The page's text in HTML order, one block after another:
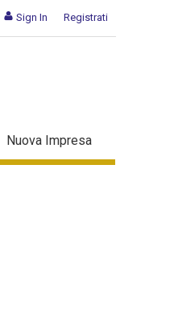
Sign In Registrati
Nuova Impresa